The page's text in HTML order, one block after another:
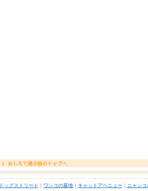
ドッグストリート ｜ ワンコの墓地｜ キャットアベニュー ｜ ニャン